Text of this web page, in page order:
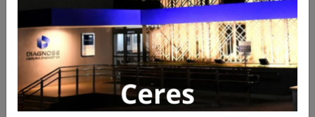
Suspeito de realizar manobras
perigosas foge para mata
após cair de moto em Ceres